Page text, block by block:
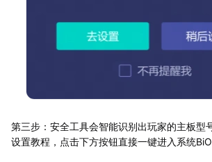
第三步：安全工具会智能识别出玩家的主板型
设置教程，点击下方按钮直接一键进入系统